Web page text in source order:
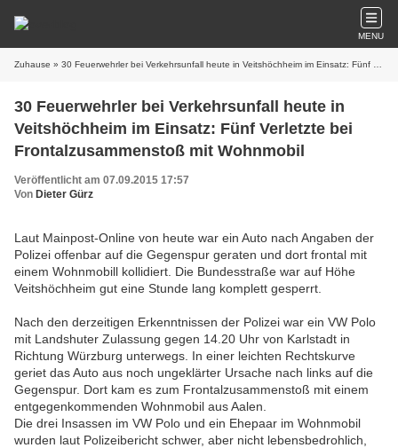
MENU
Zuhause » 30 Feuerwehrler bei Verkehrsunfall heute in Veitshöchheim im Einsatz: Fünf Verletzte bei Frontalzusammenstoß mit Wohnmobil
30 Feuerwehrler bei Verkehrsunfall heute in
Veitshöchheim im Einsatz: Fünf Verletzte bei
Frontalzusammenstoß mit Wohnmobil
Veröffentlicht am 07.09.2015 17:57
Von Dieter Gürz
Laut Mainpost-Online von heute war ein Auto nach Angaben der
Polizei offenbar auf die Gegenspur geraten und dort frontal mit
einem Wohnmobill kollidiert. Die Bundesstraße war auf Höhe
Veitshöchheim gut eine Stunde lang komplett gesperrt.
Nach den derzeitigen Erkenntnissen der Polizei war ein VW Polo
mit Landshuter Zulassung gegen 14.20 Uhr von Karlstadt in
Richtung Würzburg unterwegs. In einer leichten Rechtskurve
geriet das Auto aus noch ungeklärter Ursache nach links auf die
Gegenspur. Dort kam es zum Frontalzusammenstoß mit einem
entgegenkommenden Wohnmobil aus Aalen.
Die drei Insassen im VW Polo und ein Ehepaar im Wohnmobil
wurden laut Polizeibericht schwer, aber nicht lebensbedrohlich,